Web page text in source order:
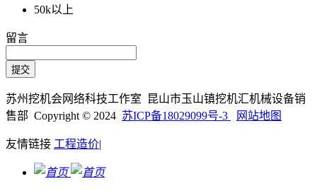
50k以上
留言
苏州挖机会网络科技工作室 昆山市玉山镇挖机汇机械设备销
售部 Copyright © 2024 苏ICP备18029099号-3 网站地图
友情链接 工程造价|